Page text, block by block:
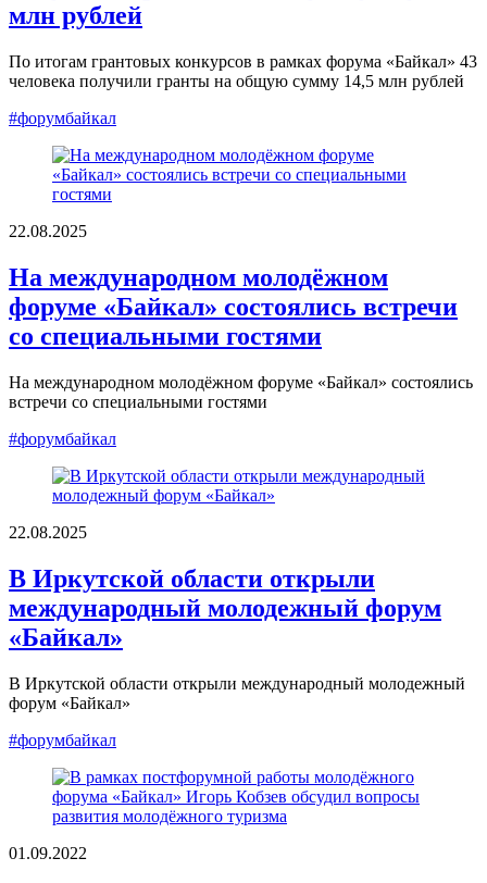
млн рублей
По итогам грантовых конкурсов в рамках форума «Байкал» 43
человека получили гранты на общую сумму 14,5 млн рублей
#форумбайкал
22.08.2025
На международном молодёжном
форуме «Байкал» состоялись встречи
со специальными гостями
На международном молодёжном форуме «Байкал» состоялись
встречи со специальными гостями
#форумбайкал
22.08.2025
В Иркутской области открыли
международный молодежный форум
«Байкал»
В Иркутской области открыли международный молодежный
форум «Байкал»
#форумбайкал
01.09.2022